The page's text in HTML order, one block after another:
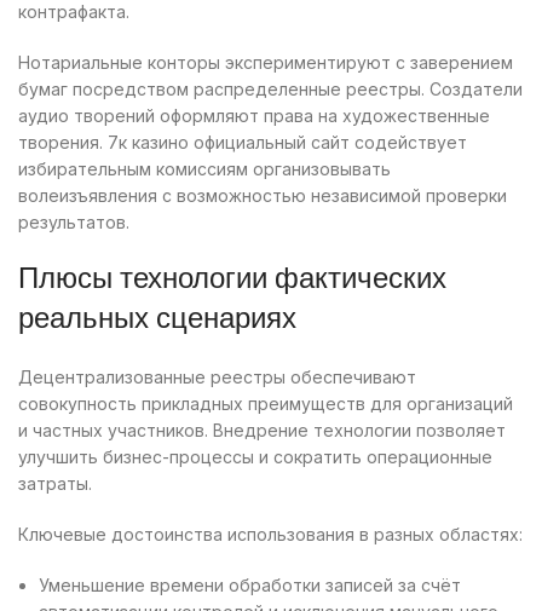
контрафакта.
Нотариальные конторы экспериментируют с заверением
бумаг посредством распределенные реестры. Создатели
аудио творений оформляют права на художественные
творения. 7к казино официальный сайт содействует
избирательным комиссиям организовывать
волеизъявления с возможностью независимой проверки
результатов.
Плюсы технологии фактических
реальных сценариях
Децентрализованные реестры обеспечивают
совокупность прикладных преимуществ для организаций
и частных участников. Внедрение технологии позволяет
улучшить бизнес-процессы и сократить операционные
затраты.
Ключевые достоинства использования в разных областях:
Уменьшение времени обработки записей за счёт